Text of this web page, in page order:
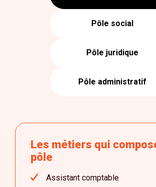
Pôle social
Pôle juridique
Pôle administratif
Les métiers qui
pôle
Assistant comptable